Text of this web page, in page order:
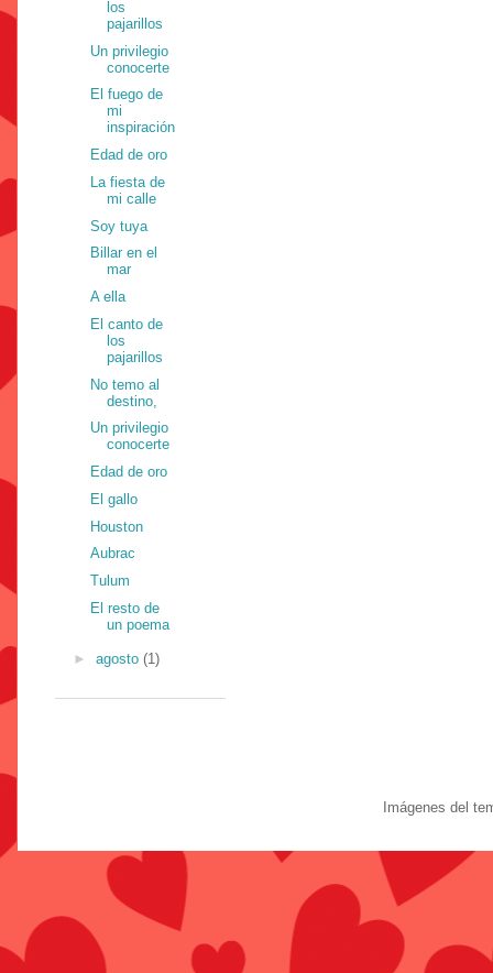
los
pajarillos
Un privilegio
conocerte
El fuego de
mi
inspiración
Edad de oro
La fiesta de
mi calle
Soy tuya
Billar en el
mar
A ella
El canto de
los
pajarillos
No temo al
destino,
Un privilegio
conocerte
Edad de oro
El gallo
Houston
Aubrac
Tulum
El resto de
un poema
► agosto (1)
Imágenes del